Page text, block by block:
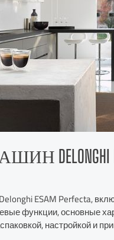
ESAM Perfecta,
функции, основные
настройкой и